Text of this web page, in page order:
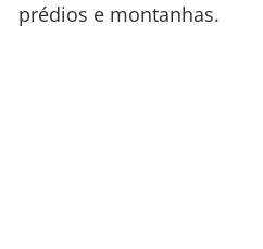
prédios e montanhas.